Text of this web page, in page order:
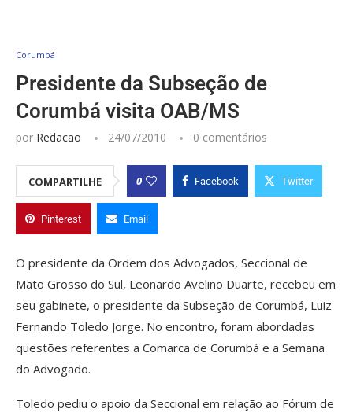
Corumbá
Presidente da Subseção de
Corumbá visita OAB/MS
por Redacao 24/07/2010 0 comentários
COMPARTILHE 0 Facebook Twitter
Pinterest Email
O presidente da Ordem dos Advogados, Seccional de
Mato Grosso do Sul, Leonardo Avelino Duarte, recebeu em
seu gabinete, o presidente da Subseção de Corumbá, Luiz
Fernando Toledo Jorge. No encontro, foram abordadas
questões referentes a Comarca de Corumbá e a Semana
do Advogado.
Toledo pediu o apoio da Seccional em relação ao Fórum de